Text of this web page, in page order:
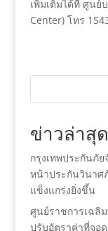
เพิ่มเติมได้ที่ ศูนย์
Center) โทร
ข่าวล่าสุด
กรุงเทพประกันภั
หน้าประกันวินาศ
แข็งแกร่งยิ่งขึ้น
ศูนย์ราชการเฉลิม
ปรับอัตราค่าที่จอ